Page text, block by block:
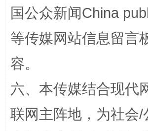
这是一记警钟！
国公众新闻China
等传媒网站信息留言
容。
六、本传媒结合现代
联网主阵地，为社会